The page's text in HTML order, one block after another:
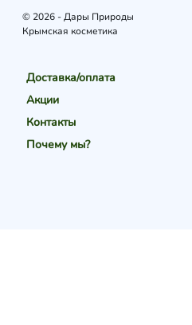
© 2026 - Дары Природы
Крымская косметика
Доставка/оплата
Акции
Контакты
Почему мы?